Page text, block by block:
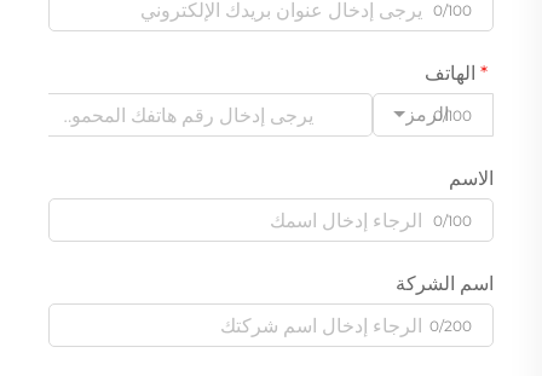
0/100
الهاتف
الرمز0/100
الاسم
0/100
اسم الشركة
0/200